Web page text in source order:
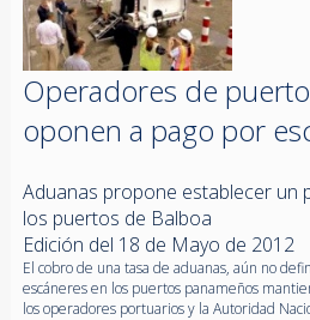
Operadores de
oponen a pago por
Aduanas propone establecer un
los puertos de Balboa
Edición del 18 de Mayo de 2012
El cobro de una tasa de aduanas, aún no
escáneres en los puertos panameños
los operadores portuarios y la Autoridad